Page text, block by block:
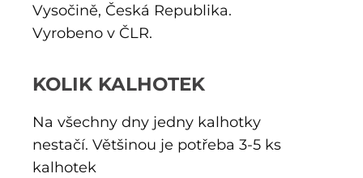
Vysočině, Česká Republika.
Vyrobeno v ČLR.
KOLIK KALHOTEK
Na všechny dny jedny kalhotky
nestačí. Většinou je potřeba 3-5 ks
kalhotek